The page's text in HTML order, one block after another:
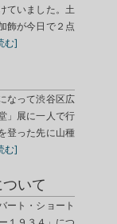
ていました。土
飾が今日で２点
む]
なって渋谷区広
」展に一人で行
登った先に山種
む]
いて
ート・ショート